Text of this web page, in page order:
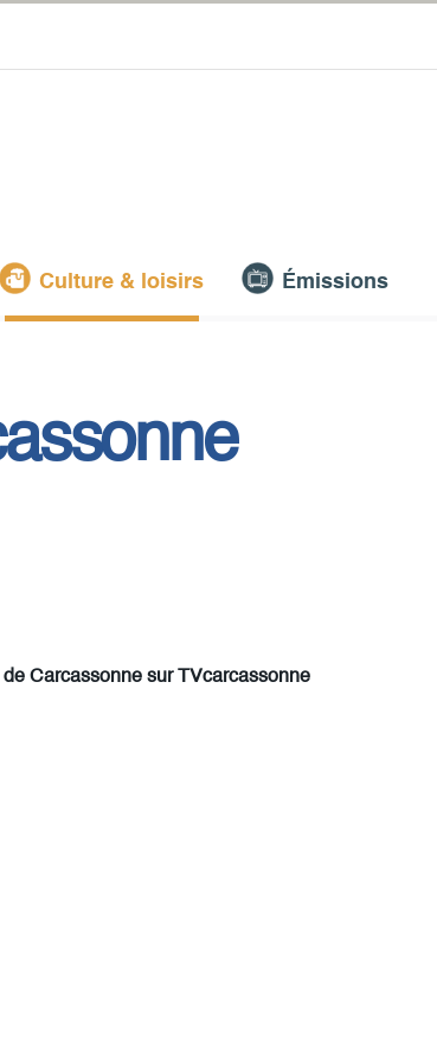
Culture & loisirs Émissions
Carcassonne sur TVcarcassonne